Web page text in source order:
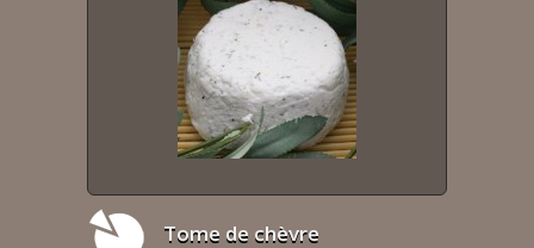
Tome de chèvre